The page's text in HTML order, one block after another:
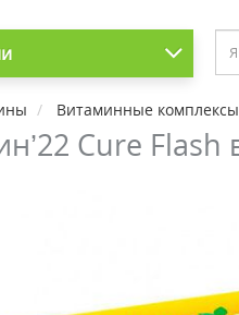
Витаминные комплексы
Cure